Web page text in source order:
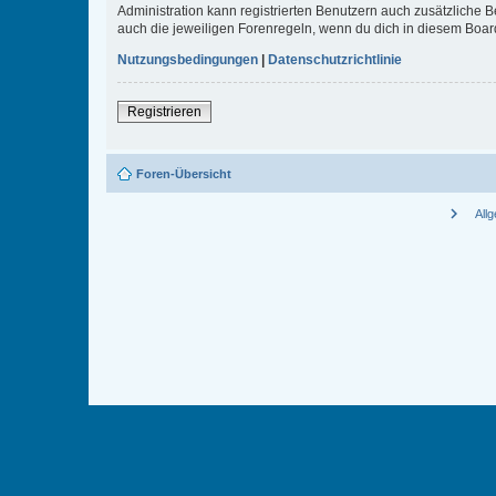
Administration kann registrierten Benutzern auch zusätzliche
auch die jeweiligen Forenregeln, wenn du dich in diesem
Nutzungsbedingungen | Datenschutzrichtlinie
Registrieren
Foren-Übersicht
chevron_right